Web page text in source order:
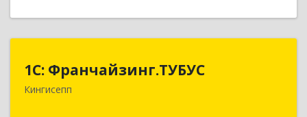
1С: Франчайзинг.ТУБУС
Кингисепп
1С: Франчайзинг.ТУБУС